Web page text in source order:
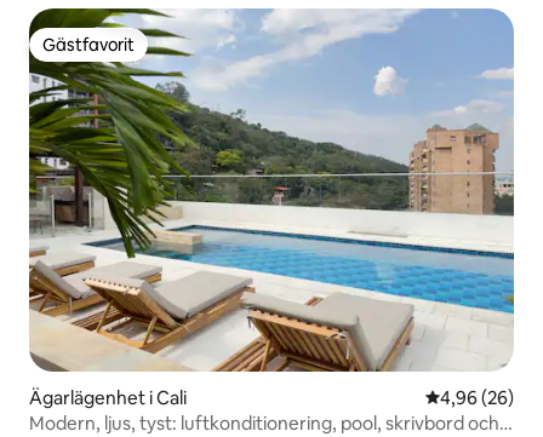
Gästfavorit
Gästfavorit
Ägarlägenhet i Cali 4,96 av 5 i
4,96 (26)
Modern, ljus, tyst: luftkonditionering, pool, skrivbord och